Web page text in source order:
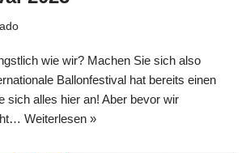
wie wir? Machen Sie sich also
Ballonfestival hat bereits einen
sich alles hier an! Aber bevor wir
Weiterlesen »